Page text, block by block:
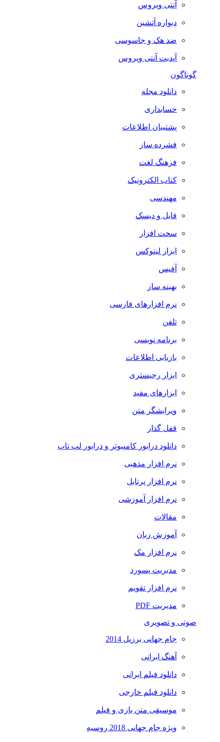
آنتی ویروس
دیواره آتشین
ضد هک و جاسوسی
آپدیت آنتی ویروس
گوناگون
دانلود مجله
حسابداری
پشتیبان اطلاعات
فشرده ساز
فرهنگ لغت
کتاب الکترونیک
مهندسی
فایل و دیسک
سخت افزار
ابزار لینوکس
آفیس
بهینه ساز
نرم افزارهای فارسی
تلفن
برنامه نویسی
بازیابی اطلاعات
ابزار رجیستری
ابزارهای مفید
ویرایشگر متن
قفل گذار
دانلود درایور کامپیوتر و درایور لپ تاپ
نرم افزار مذهبی
نرم افزار پرتابل
نرم افزار آموزشی
مقالات
آموزش زبان
نرم افزار مک
مدیریت پسورد
نرم افزار تقویم
مدیریت PDF
صوتی و تصویری
جام جهانی برزیل 2014
آهنگ ایرانی
دانلود فیلم ایرانی
دانلود فیلم خارجی
موسیقی متن بازی و فیلم
ویژه جام جهانی 2018 روسیه